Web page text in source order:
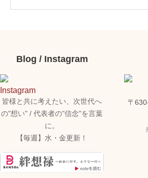
Blog / Instagram
皆様と共に考えたい、次世代へ
の"想い" / 代表者の"信念"を言葉
に。
【毎週】水・金更新！
〒